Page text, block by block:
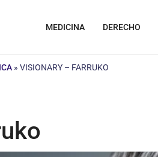
MEDICINA DERECHO
» VISIONARY – FARRUKO